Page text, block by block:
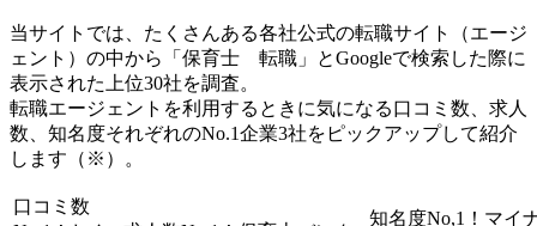
当サイトでは、たくさんある各社公式の転職サイト（エージ
ェント）の中から「保育士 転職」とGoogleで検索した際に
表示された上位30社を調査。
転職エージェントを利用するときに気になる口コミ数、求人
数、知名度それぞれのNo.1企業3社をピックアップして紹介
します（※）。
口コミ数
知名度No,1！ マイ